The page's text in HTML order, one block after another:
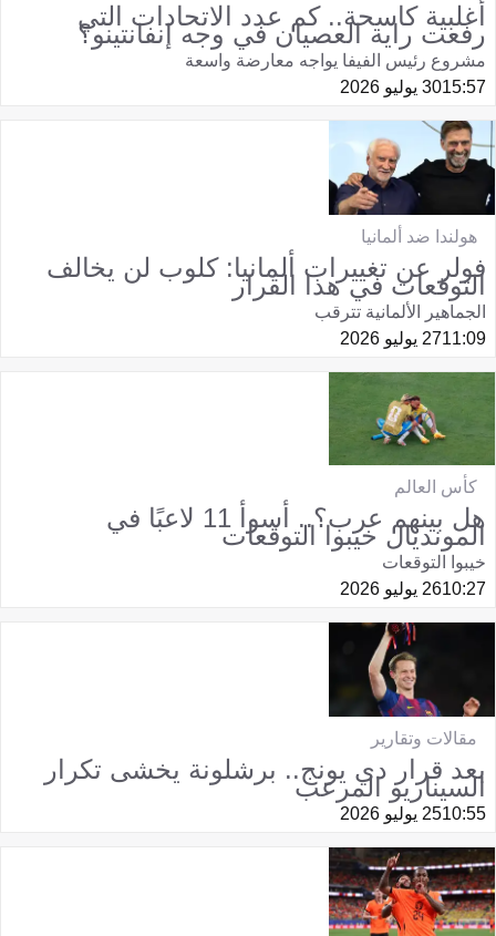
أغلبية كاسحة.. كم عدد الاتحادات التي
رفعت راية العصيان في وجه إنفانتينو؟
مشروع رئيس الفيفا يواجه معارضة واسعة
15:5730 يوليو 2026
هولندا ضد ألمانيا
فولر عن تغييرات ألمانيا: كلوب لن يخالف
التوقعات في هذا القرار
الجماهير الألمانية تترقب
11:0927 يوليو 2026
كأس العالم
هل بينهم عرب؟.. أسوأ 11 لاعبًا في
المونديال خيبوا التوقعات
خيبوا التوقعات
10:2726 يوليو 2026
مقالات وتقارير
بعد قرار دي يونج.. برشلونة يخشى تكرار
السيناريو المرعب
10:5525 يوليو 2026